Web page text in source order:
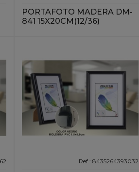
PORTAFOTO MADERA DM-
841 15X20CM(12/36)
Ref.: 8435264393032